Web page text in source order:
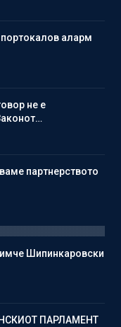
аларм
не е
партнерството
Шипинкаровски
ПАРЛАМЕНТ